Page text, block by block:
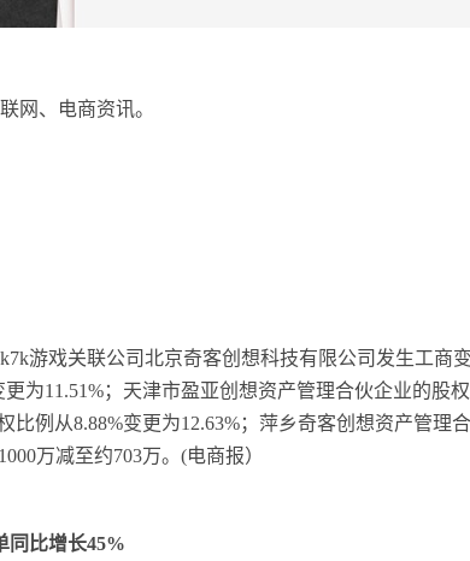
网、电商资讯。
游戏关联公司北京奇客创想科技有限公司发生工商
为11.51%；天津市盈亚创想资产管理合伙企业的股
例从8.88%变更为12.63%；萍乡奇客创想资产管理
万减至约703万。(电商报）
同比增长45%